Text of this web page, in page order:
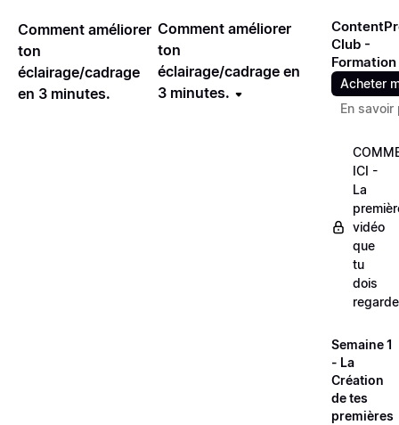
Comment améliorer
ton
éclairage/cadrage
en 3 minutes.
Comment améliorer
ton
éclairage/cadrage en
3 minutes.
Club -
Formation
Acheter
En savoir
ICI -
La
vidéo
que
tu
dois
Semaine 1
- La
Création
de tes
premières